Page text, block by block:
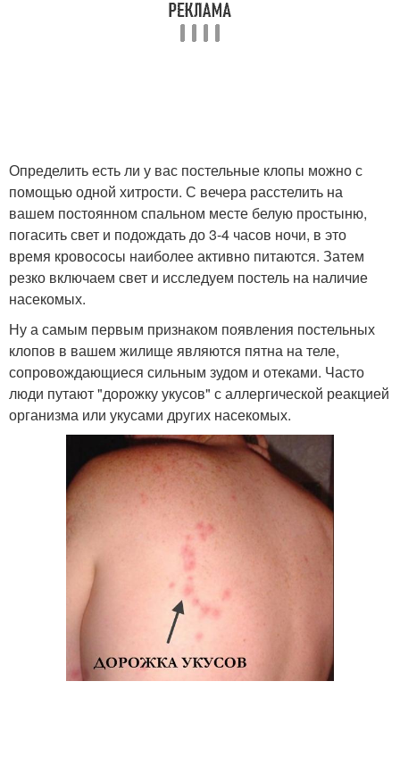
Определить есть ли у вас постельные клопы можно с
помощью одной хитрости. С вечера расстелить на
вашем постоянном спальном месте белую простыню,
погасить свет и подождать до 3-4 часов ночи, в это
время кровососы наиболее активно питаются. Затем
резко включаем свет и исследуем постель на наличие
насекомых.
Ну а самым первым признаком появления постельных
клопов в вашем жилище являются пятна на теле,
сопровождающиеся сильным зудом и отеками. Часто
люди путают "дорожку укусов" с аллергической реакцией
организма или укусами других насекомых.